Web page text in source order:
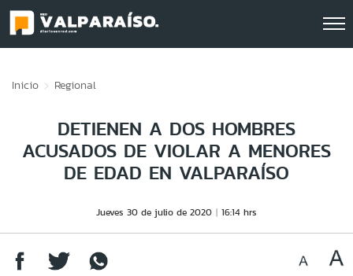
Inicio Regional
DETIENEN A DOS HOMBRES
ACUSADOS DE VIOLAR A MENORES
DE EDAD EN VALPARAÍSO
Jueves 30 de julio de 2020 16:14 hrs